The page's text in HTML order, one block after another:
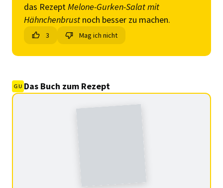
das RezeptMelone-Gurken-Salat mit
Hähnchenbrust noch besser zu machen.
3 Mag ich nicht
Das Buch zum Rezept